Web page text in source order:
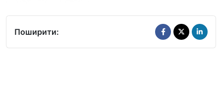
Поширити: